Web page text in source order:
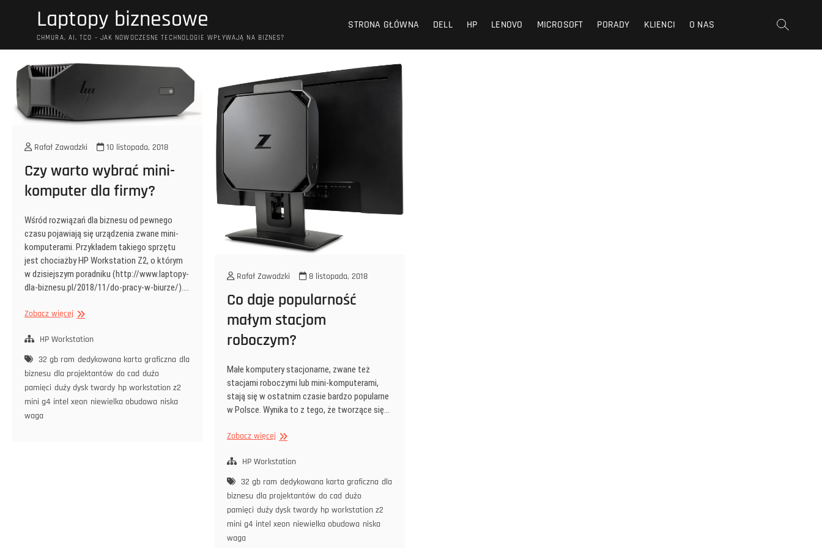
Laptopy biznesowe
CHMURA, AI, TCO – JAK NOWOCZESNE TECHNOLOGIE WPŁYWAJĄ NA BIZNES?
STRONA GŁÓWNA DELL HP LENOVO MICROSOFT PORADY KLIENCI O NAS
Rafał Zawadzki 10 listopada, 2018
Czy warto wybrać mini-
komputer dla firmy?
Wśród rozwiązań dla biznesu od pewnego
czasu pojawiają się urządzenia zwane mini-
komputerami. Przykładem takiego sprzętu
jest chociażby HP Workstation Z2, o którym
w dzisiejszym poradniku (http://www.laptopy-
dla-biznesu.pl/2018/11/do-pracy-w-biurze/).…
Zobacz więcej Czy
wybrać
komputer
dla
firmy?
HP Workstation
32 gb ram dedykowana karta graficzna dla
biznesu dla projektantów do cad dużo
pamięci duży dysk twardy hp workstation z2
mini g4 intel xeon niewielka obudowa niska
waga
Rafał Zawadzki 8 listopada, 2018
Co daje popularność
małym stacjom
roboczym?
Małe komputery stacjonarne, zwane też
stacjami roboczymi lub mini-komputerami,
stają się w ostatnim czasie bardzo popularne
w Polsce. Wynika to z tego, że tworzące się…
Zobacz więcej Co
popularność
stacjom
roboczym?
HP Workstation
32 gb ram dedykowana karta graficzna dla
biznesu dla projektantów do cad dużo
pamięci duży dysk twardy hp workstation z2
mini g4 intel xeon niewielka obudowa niska
waga